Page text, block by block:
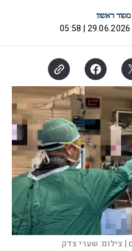
29.06.2026 | 05:58
| צילום:שערי צדק